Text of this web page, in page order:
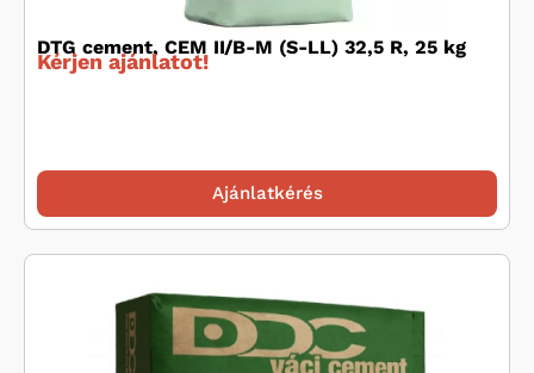
DTG cement, CEM II/B-M (S-LL) 32,5 R, 25 kg
Kérjen ajánlatot!
Ajánlatkérés